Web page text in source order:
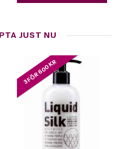
JUST NU
3 FÖR 600 KR